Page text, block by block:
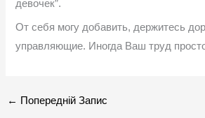
девочек”.
От себя могу добавить, держитесь
управляющие. Иногда Ваш труд
← Попередній Запис